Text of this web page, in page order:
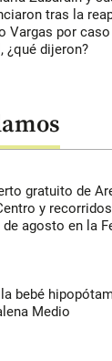
tras la
Vargas por
¿qué dijeron?
gratuito de
y
agosto en la
bebé
Medio